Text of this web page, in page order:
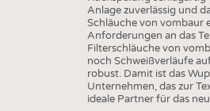
Anlage zuverlässig und
Schläuche von vombaur
Anforderungen an das
Filterschläuche von
noch Schweißverläufe
robust. Damit ist das
Unternehmen, das zur
ideale Partner für das